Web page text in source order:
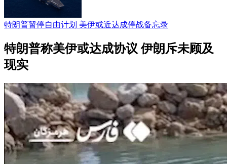
特朗普暂停自由计划 美伊或近达成停战备忘录
特朗普称美伊或达成协议 伊朗斥未顾及
现实